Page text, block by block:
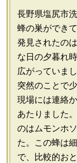
長野県塩尻市
蜂の巣ができ
発見されたの
な日の夕暮れ
広がっていま
突然のことで
現場には連絡
あたりました
のはムモンホ
た。この蜂は
で、比較的お